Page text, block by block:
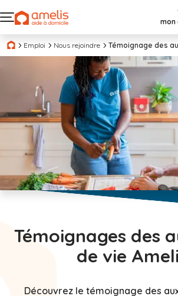
mon
Emploi Nous rejoindre Témoignage des
Témoignages des
de vie
Découvrez le témoignage des